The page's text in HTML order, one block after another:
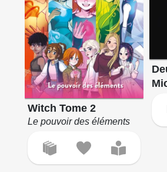
Witch Tome 2
Le pouvoir des éléments